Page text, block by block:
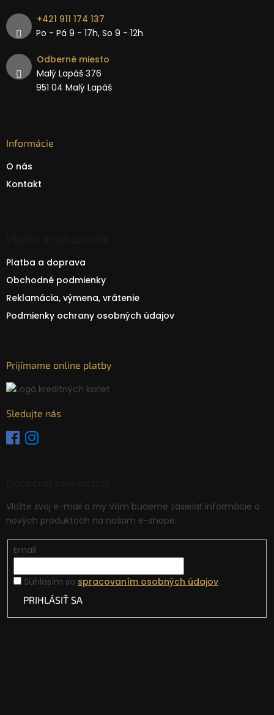
+421 911 174 137
Po - Pá 9 − 17h, So 9 - 12h
Odberné miesto
Malý Lapáš 376
951 04 Malý Lapáš
Informácie
O nás
Kontakt
Platba a doprava
Obchodné podmienky
Reklamácia, výmena, vrátenie
Podmienky ochrany osobných údajov
Prijímame online platby
Sledujte nás
Vložte svoj e-mail a my Vám budeme zasielať informácie o
nových produktoch na našom e-shope.
Email
Súhlasím so spracovaním osobných údajov.
PRIHLÁSIŤ SA